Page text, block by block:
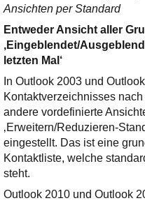
Ansichten per Standard
Entweder Ansicht aller
‚Eingeblendet/
letzten Mal‘
In Outlook 2003 und
Kontaktverzeichnisses
andere vordefinierte
‚Erweitern/Reduzieren-
eingestellt. Das ist eine
Kontaktliste, welche
steht.
Outlook 2010 und Outlook